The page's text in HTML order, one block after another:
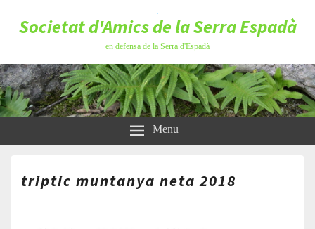
Societat d'Amics de la Serra Espadà
en defensa de la Serra d'Espadà
Menu
triptic muntanya neta 2018